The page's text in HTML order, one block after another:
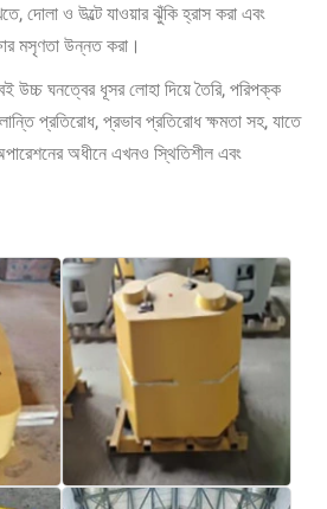
দোলা ও উল্টে যাওয়ার ঝুঁকি হ্রাস করা এবং
মসৃণতা উন্নত করা।
উচ্চ ঘনত্বের ধূসর লোহা দিয়ে তৈরি, পরিপক্ক
প্রতিরোধ, প্রভাব প্রতিরোধ ক্ষমতা সহ, যাতে
অধীনে এখনও স্থিতিশীল এবং